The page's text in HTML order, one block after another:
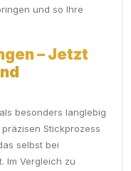
und so Ihre
– Jetzt
besonders langlebig
Stickprozess
selbst bei
Im Vergleich zu